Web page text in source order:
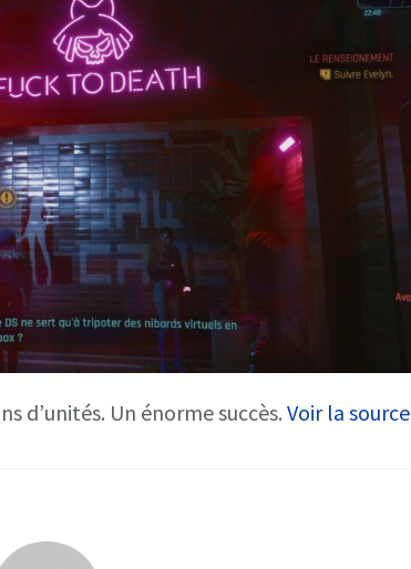
d’unités. Un énorme succès. Voir la source